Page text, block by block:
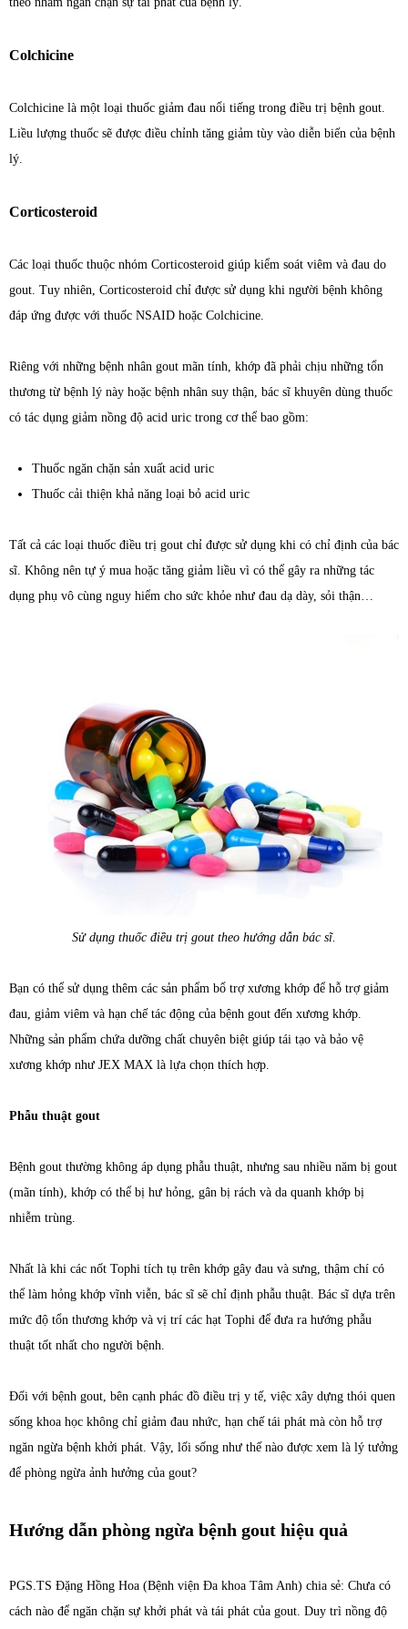
Colchicine
Colchicine là một loại thuốc giảm đau nổi tiếng trong điều trị bệnh gout.
Liều lượng thuốc sẽ được điều chỉnh tăng giảm tùy vào diễn biến của bệnh
lý.
Corticosteroid
Các loại thuốc thuộc nhóm Corticosteroid giúp kiểm soát viêm và đau do
gout. Tuy nhiên, Corticosteroid chỉ được sử dụng khi người bệnh không
đáp ứng được với thuốc NSAID hoặc Colchicine.
Riêng với những bệnh nhân gout mãn tính, khớp đã phải chịu những tổn
thương từ bệnh lý này hoặc bệnh nhân suy thận, bác sĩ khuyên dùng thuốc
có tác dụng giảm nồng độ acid uric trong cơ thể bao gồm:
Thuốc ngăn chặn sản xuất acid uric
Thuốc cải thiện khả năng loại bỏ acid uric
Tất cả các loại thuốc điều trị gout chỉ được sử dụng khi có chỉ định của bác
sĩ. Không nên tự ý mua hoặc tăng giảm liều vì có thể gây ra những tác
dụng phụ vô cùng nguy hiểm cho sức khỏe như đau dạ dày, sỏi thận…
Sử dụng thuốc điều trị gout theo hướng dẫn bác sĩ.
Bạn có thể sử dụng thêm các sản phẩm bổ trợ xương khớp để hỗ trợ giảm
đau, giảm viêm và hạn chế tác động của bệnh gout đến xương khớp.
Những sản phẩm chứa dưỡng chất chuyên biệt giúp tái tạo và bảo vệ
xương khớp như JEX MAX là lựa chọn thích hợp.
Phẫu thuật gout
Bệnh gout thường không áp dụng phẫu thuật, nhưng sau nhiều năm bị gout
(mãn tính), khớp có thể bị hư hỏng, gân bị rách và da quanh khớp bị
nhiễm trùng.
Nhất là khi các nốt Tophi tích tụ trên khớp gây đau và sưng, thậm chí có
thể làm hỏng khớp vĩnh viễn, bác sĩ sẽ chỉ định phẫu thuật. Bác sĩ dựa trên
mức độ tổn thương khớp và vị trí các hạt Tophi để đưa ra hướng phẫu
thuật tốt nhất cho người bệnh.
Đối với bệnh gout, bên cạnh phác đồ điều trị y tế, việc xây dựng thói quen
sống khoa học không chỉ giảm đau nhức, hạn chế tái phát mà còn hỗ trợ
ngăn ngừa bệnh khởi phát. Vậy, lối sống như thế nào được xem là lý tưởng
để phòng ngừa ảnh hưởng của gout?
Hướng dẫn phòng ngừa bệnh gout hiệu quả
PGS.TS Đặng Hồng Hoa (Bệnh viện Đa khoa Tâm Anh) chia sẻ: Chưa có
cách nào để ngăn chặn sự khởi phát và tái phát của gout. Duy trì nồng độ